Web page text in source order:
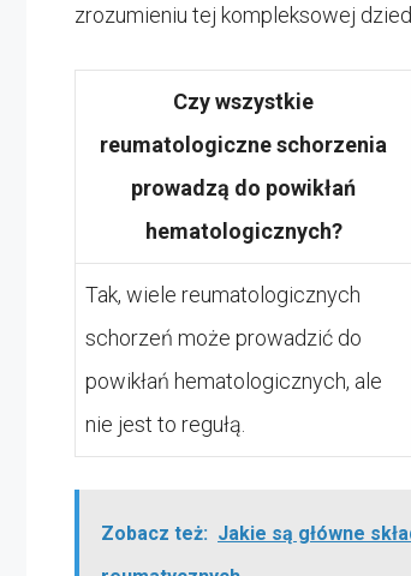
zrozumieniu tej kompleksowej
Czy wszystkie
reumatologiczne schorzenia
prowadzą do powikłań
hematologicznych?
Tak, wiele reumatologicznych
schorzeń może prowadzić do
powikłań hematologicznych, ale
nie jest to regułą.
Zobacz też: Jakie są główne